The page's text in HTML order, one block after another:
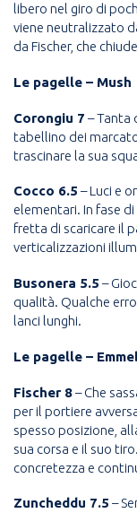
libero nel giro di
viene neutralizzato
da Fischer, che
Le pagelle – Mush
Corongiu 7 – Tanta
tabellino dei
trascinare la sua
Cocco 6.5 – Luci e
elementari. In fase
fretta di scaricare il
verticalizzazioni
Busonera 5.5 –
qualità. Qualche
lanci lunghi.
Le pagelle –
Fischer 8– Che
per il portiere
spesso posizione,
sua corsa e il suo
concretezza e
Zuncheddu 7.5 –